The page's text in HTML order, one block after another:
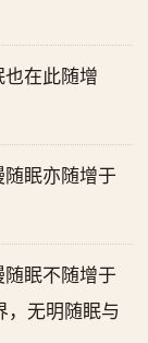
也在此随增
随眠亦随增于
眠不随增于
，无明随眠与